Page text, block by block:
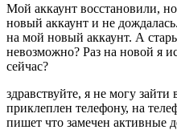
Мой аккаунт восстановили,
новый аккаунт и не
на мой новый аккаунт. А
невозможно? Раз на новой я
сейчас?
здравствуйте, я не могу
приклеплен телефону, на
пишет что замечен активные